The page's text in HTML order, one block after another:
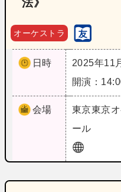
法》
オーケストラ
日時
2025年11
開演：
会場 東京東京
ール